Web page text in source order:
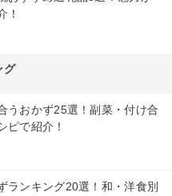
！
グ
うおかず25選！副菜・付け合
ピで紹介！
ランキング20選！和・洋食別